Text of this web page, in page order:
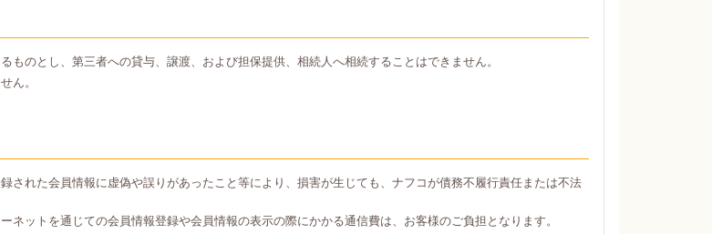
のとし、第三者への貸与、譲渡、および担保提供、相続人へ相続することはできません。
ん。
された会員情報に虚偽や誤りがあったこと等により、損害が生じても、ナフコが債務不履行責任または不法
ットを通じての会員情報登録や会員情報の表示の際にかかる通信費は、お客様のご負担となります。